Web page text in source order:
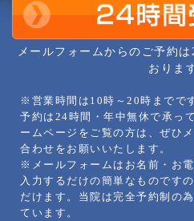
メールフォームからのご予約
おりま
※営業時間は10時～20時までで
予約は24時間・年中無休で承っ
ームページをご覧の方は、ぜひ
合わせをお願いいたします。
※メールフォームはお名前・お
入力するだけの簡単なものです
だけます。当院は完全予約制の
ています。